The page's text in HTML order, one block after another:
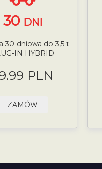
30 DNI
30-dniowa do 3,5 t
IN HYBRID
PLN
ZAMÓW